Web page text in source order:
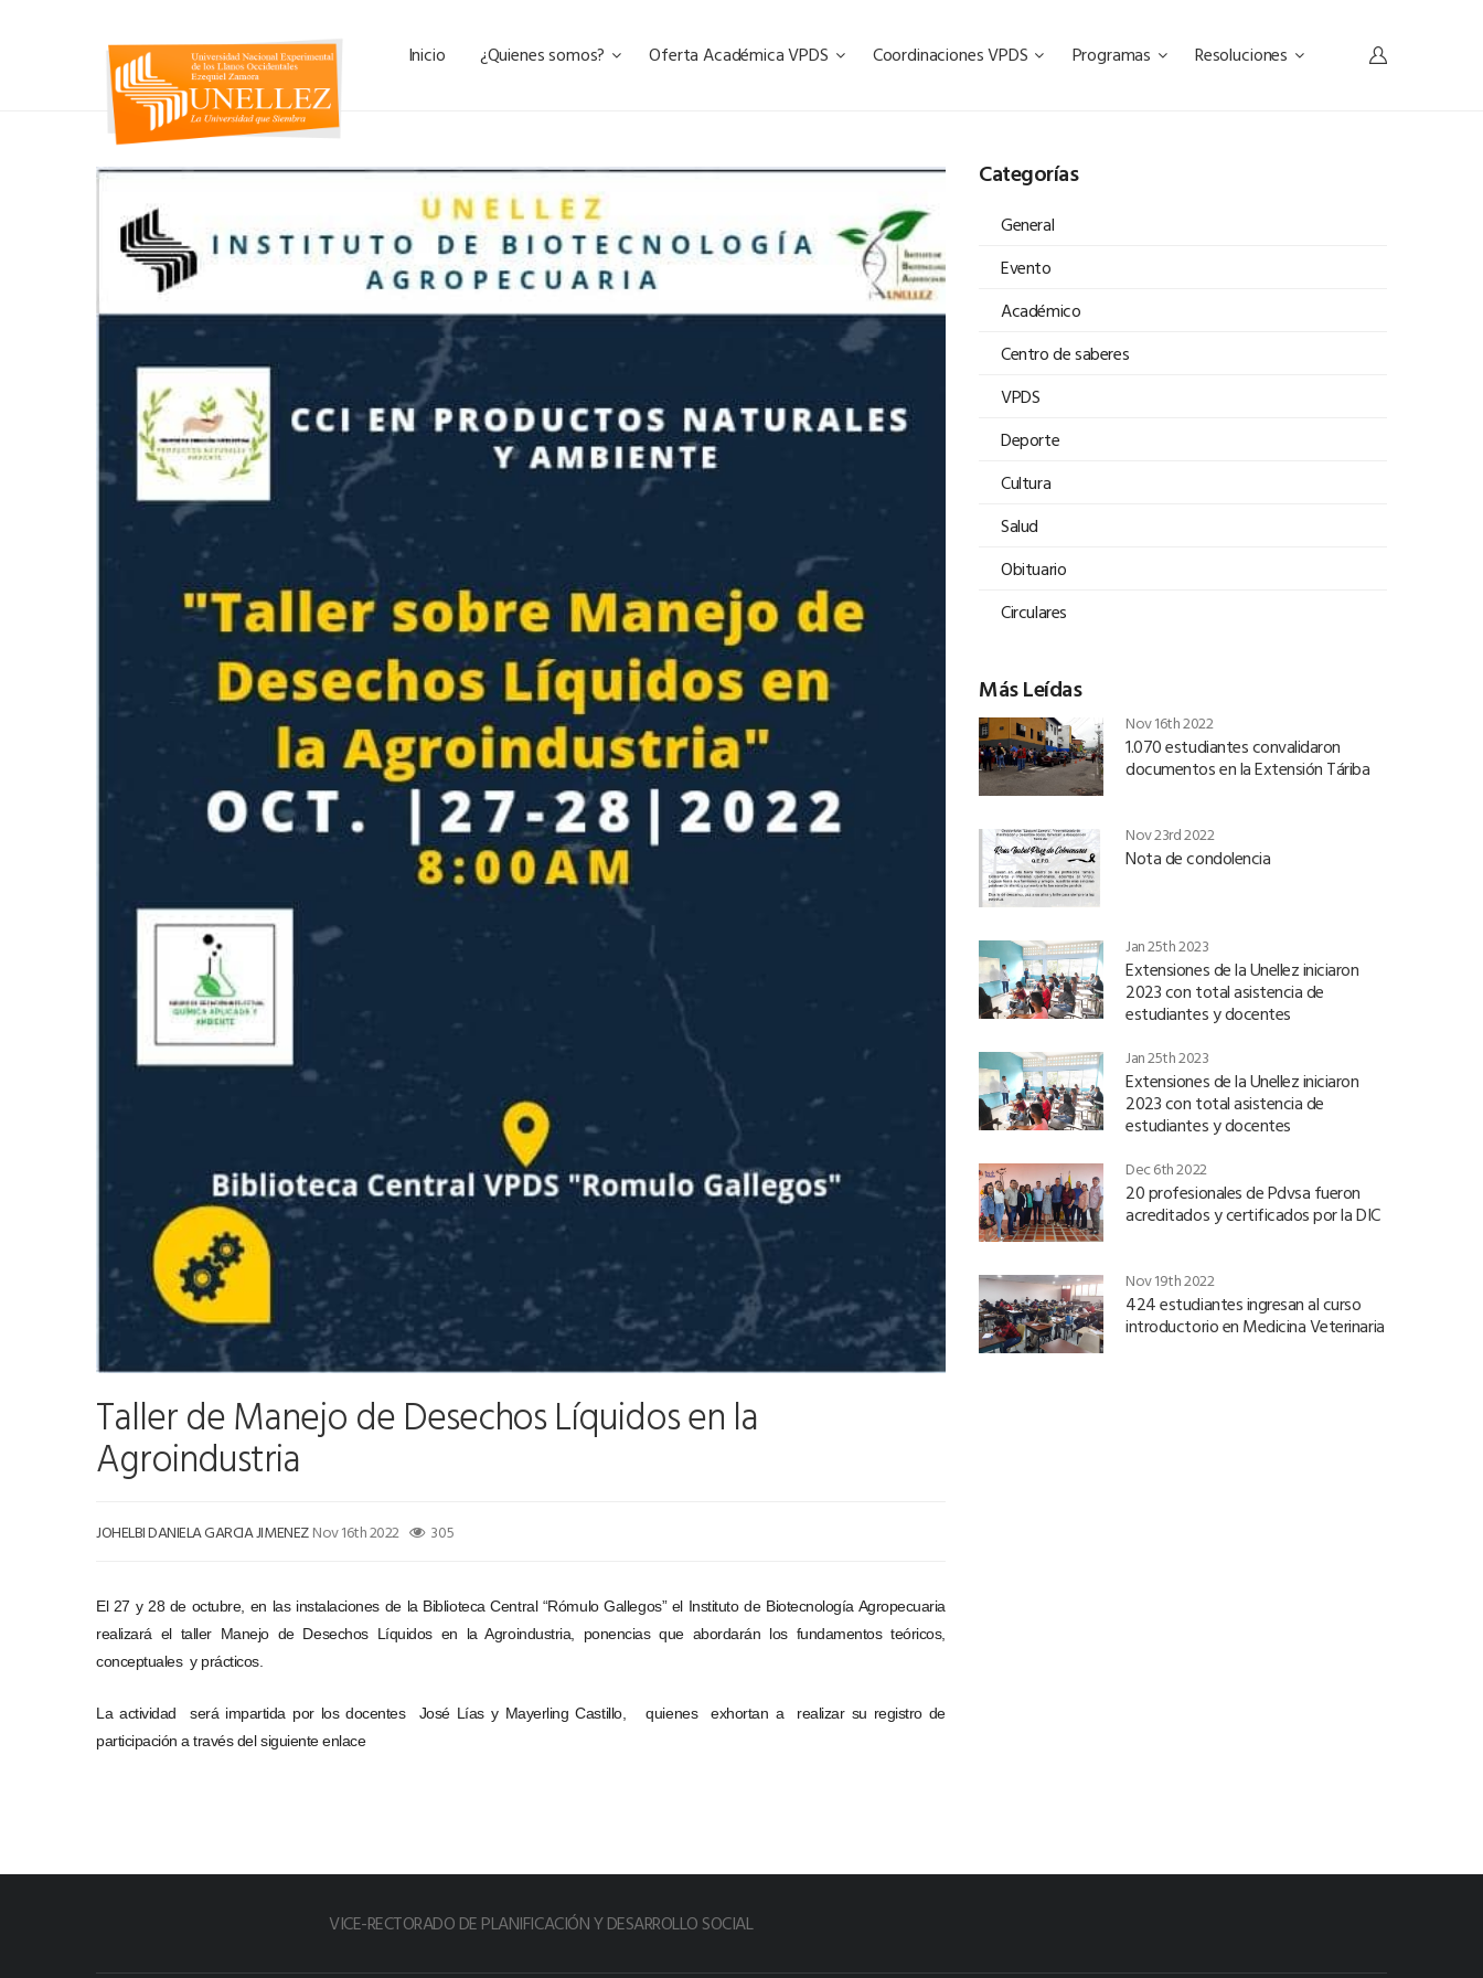
Inicio ¿Quienes somos? Oferta Académica VPDS Coordinaciones VPDS Programas Resoluciones
Taller de Manejo de Desechos Líquidos en la
Agroindustria
JOHELBI DANIELA GARCIA JIMENEZ Nov 16th 2022 305
El 27 y 28 de octubre, en las instalaciones de la Biblioteca Central “Rómulo Gallegos” el Instituto de Biotecnología Agropecuaria
realizará el taller Manejo de Desechos Líquidos en la Agroindustria, ponencias que abordarán los fundamentos teóricos,
conceptuales y prácticos.
La actividad será impartida por los docentes José Lías y Mayerling Castillo, quienes exhortan a realizar su registro de
participación a través del siguiente enlace
Categorías
General
Evento
Académico
Centro de saberes
VPDS
Deporte
Cultura
Salud
Obituario
Circulares
Más Leídas
Nov 16th 2022
1.070 estudiantes convalidaron
documentos en la Extensión Táriba
Nov 23rd 2022
Nota de condolencia
Jan 25th 2023
Extensiones de la Unellez iniciaron
2023 con total asistencia de
estudiantes y docentes
Jan 25th 2023
Extensiones de la Unellez iniciaron
2023 con total asistencia de
estudiantes y docentes
Dec 6th 2022
20 profesionales de Pdvsa fueron
acreditados y certificados por la DIC
Nov 19th 2022
424 estudiantes ingresan al curso
introductorio en Medicina Veterinaria
VICE-RECTORADO DE PLANIFICACIÓN Y DESARROLLO SOCIAL